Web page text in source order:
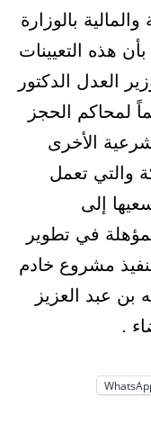
بالوزارة
هذه التعيينات
العدل الدكتور
لمحاكم الحجز
الأخرى
والتي تعمل
إلى
في تطوير
مشروع خادم
بن عبد العزيز
.​